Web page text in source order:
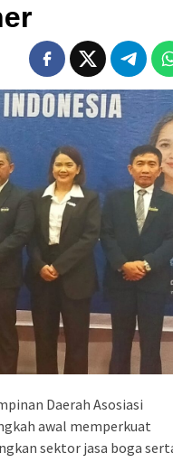
Daerah Asosiasi
awal memperkuat
sektor jasa boga